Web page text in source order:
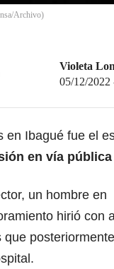
Archivo)
Violeta
05/12/2022
en Ibagué fue el
en vía
un hombre en
hirió con
que posteriormente